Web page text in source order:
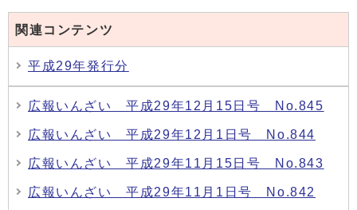
関連コンテンツ
平成29年発行分
広報いんざい 平成29年12月15日号 No.845
広報いんざい 平成29年12月1日号 No.844
広報いんざい 平成29年11月15日号 No.843
広報いんざい 平成29年11月1日号 No.842